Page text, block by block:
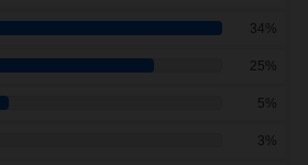
34%
25%
5%
3%